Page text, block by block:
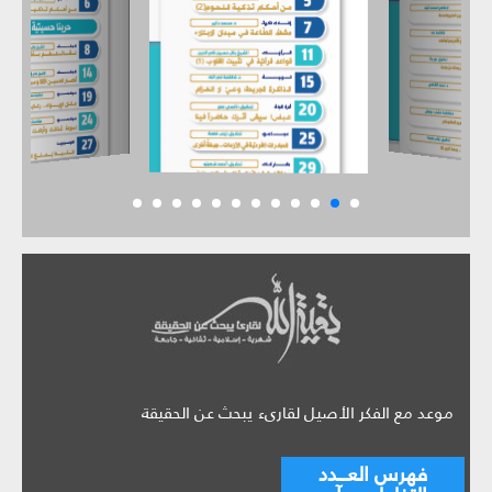
موعد مع الفكر الأصيل لقارىء يبحث عن الحقيقة
فهرس العـــدد